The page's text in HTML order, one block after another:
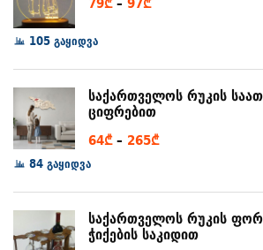
through
97₾
105 გაყიდვა
საქართველოს რუკის
ციფრებით
64₾ – 265₾Price
through
265₾
84 გაყიდვა
საქართველოს რუკის
ჭიქების საკიდით